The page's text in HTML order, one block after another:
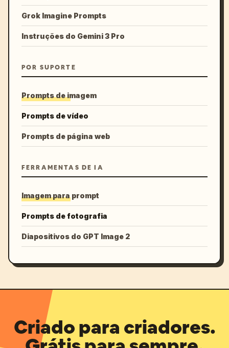
Grok Imagine Prompts
Instruções do Gemini 3 Pro
POR SUPORTE
Prompts de imagem
Prompts de vídeo
Prompts de página web
FERRAMENTAS DE IA
Imagem para prompt
Prompts de fotografia
Diapositivos do GPT Image 2
Criado para criadores.